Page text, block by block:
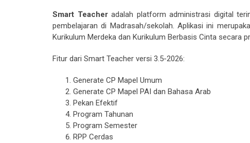
Smart Teacheradalah platform administrasi digital
pembelajaran di Madrasah/sekolah. Aplikasi ini
Kurikulum Merdeka dan Kurikulum Berbasis Cinta secara
Fitur dari Smart Teacher versi 3.5-2026:
Generate CP Mapel Umum
Generate CP Mapel PAI dan Bahasa Arab
Pekan Efektif
Program Tahunan
Program Semester
RPP Cerdas